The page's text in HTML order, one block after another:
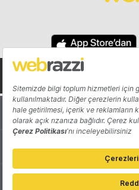
Hakkında
Katkıda Bulun